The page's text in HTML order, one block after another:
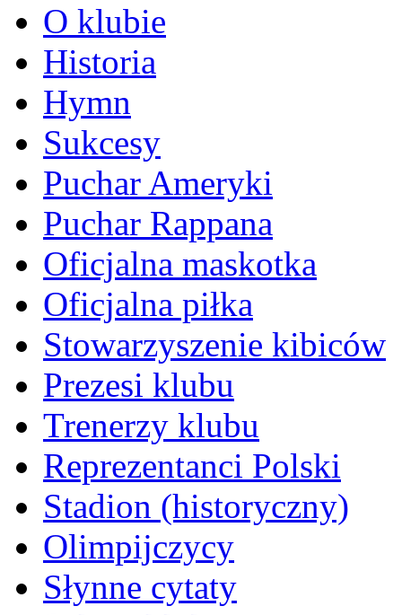
O klubie
Historia
Hymn
Sukcesy
Puchar Ameryki
Puchar Rappana
Oficjalna maskotka
Oficjalna piłka
Stowarzyszenie kibiców
Prezesi klubu
Trenerzy klubu
Reprezentanci Polski
Stadion (historyczny)
Olimpijczycy
Słynne cytaty